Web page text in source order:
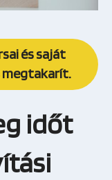
és saját
megtakarít.
időt